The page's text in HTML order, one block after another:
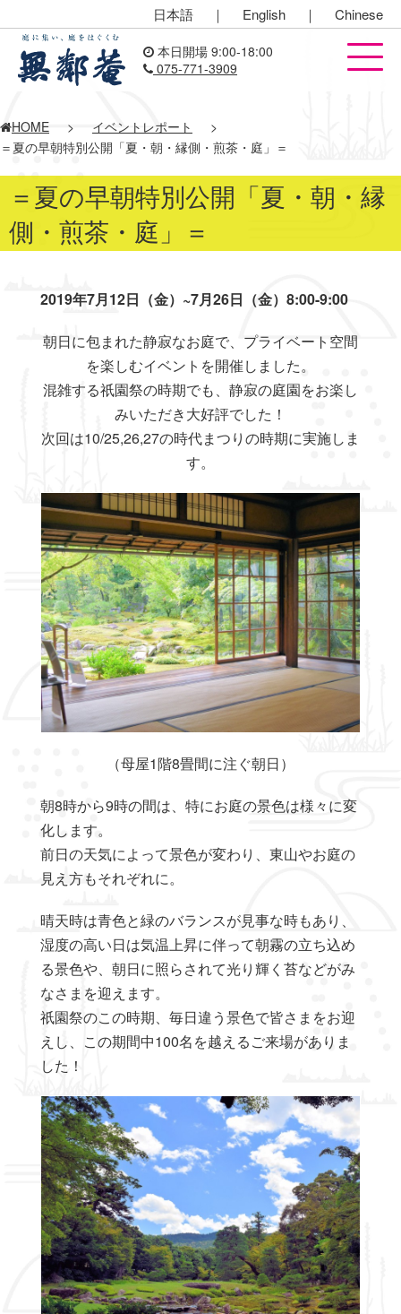
日本語 ｜ English ｜ Chinese
本日開場 9:00-18:00
075-771-3909
HOME > イベントレポート
>
＝夏の早朝特別公開「夏・朝・縁側・煎茶・庭」＝
＝夏の早朝特別公開「夏・朝・縁
側・煎茶・庭」＝
2019年7月12日（金）~7月26日（金）8:00-9:00
朝日に包まれた静寂なお庭で、プライベート空間
を楽しむイベントを開催しました。
混雑する祇園祭の時期でも、静寂の庭園をお楽し
みいただき大好評でした！
次回は10/25,26,27の時代まつりの時期に実施しま
す。
（母屋1階8畳間に注ぐ朝日）
朝8時から9時の間は、特にお庭の景色は様々に変
化します。
前日の天気によって景色が変わり、東山やお庭の
見え方もそれぞれに。
晴天時は青色と緑のバランスが見事な時もあり、
湿度の高い日は気温上昇に伴って朝霧の立ち込め
る景色や、朝日に照らされて光り輝く苔などがみ
なさまを迎えます。
祇園祭のこの時期、毎日違う景色で皆さまをお迎
えし、この期間中100名を越えるご来場がありま
した！